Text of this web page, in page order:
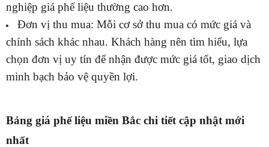
nghiệp giá phế liệu thường cao hơn.
Đơn vị thu mua: Mỗi cơ sở thu mua có mức giá và
chính sách khác nhau. Khách hàng nên tìm hiểu, lựa
chọn đơn vị uy tín để nhận được mức giá tốt, giao dịch
minh bạch bảo vệ quyền lợi.
Bảng giá phế liệu miền Bắc chi tiết cập nhật mới
nhất